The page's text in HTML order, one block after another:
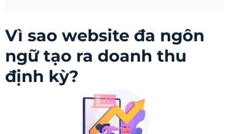
Vì sao website đa ngôn
ngữ tạo ra doanh thu
định kỳ?